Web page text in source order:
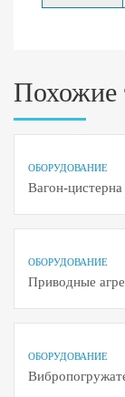
Похожие
ОБОРУДОВАНИЕ
Вагон-
ОБОРУДОВАНИЕ
Приводные
ОБОРУДОВАНИЕ